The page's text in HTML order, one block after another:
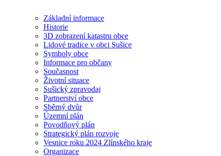
Základní informace
Historie
3D zobrazení katastru obce
Lidové tradice v obci Sušice
Symboly obce
Informace pro občany
Současnost
Životní situace
Sušický zpravodaj
Partnerství obce
Sběrný dvůr
Územní plán
Povodňový plán
Strategický plán rozvoje
Vesnice roku 2024 Zlínského kraje
Organizace